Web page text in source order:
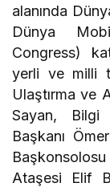
alanında
Dünya
Congress)
yerli ve milli
Ulaştırma ve
Sayan, Bilgi
Başkanı
Ataşesi Elif